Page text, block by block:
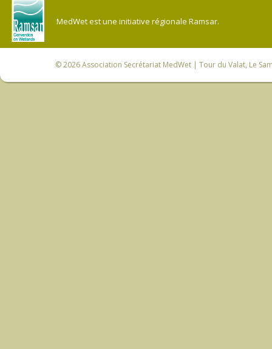
MedWet est une initiative régionale Ramsar.
© 2026Association Secrétariat MedWet | Tour du Valat, Le